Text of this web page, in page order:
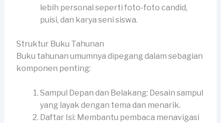
lebih personal seperti foto-foto candid,
puisi, dan karya seni siswa.
Struktur Buku Tahunan
Buku tahunan umumnya dipegang dalam sebagian
komponen penting:
Sampul Depan dan Belakang: Desain sampul
yang layak dengan tema dan menarik.
Daftar Isi: Membantu pembaca menavigasi